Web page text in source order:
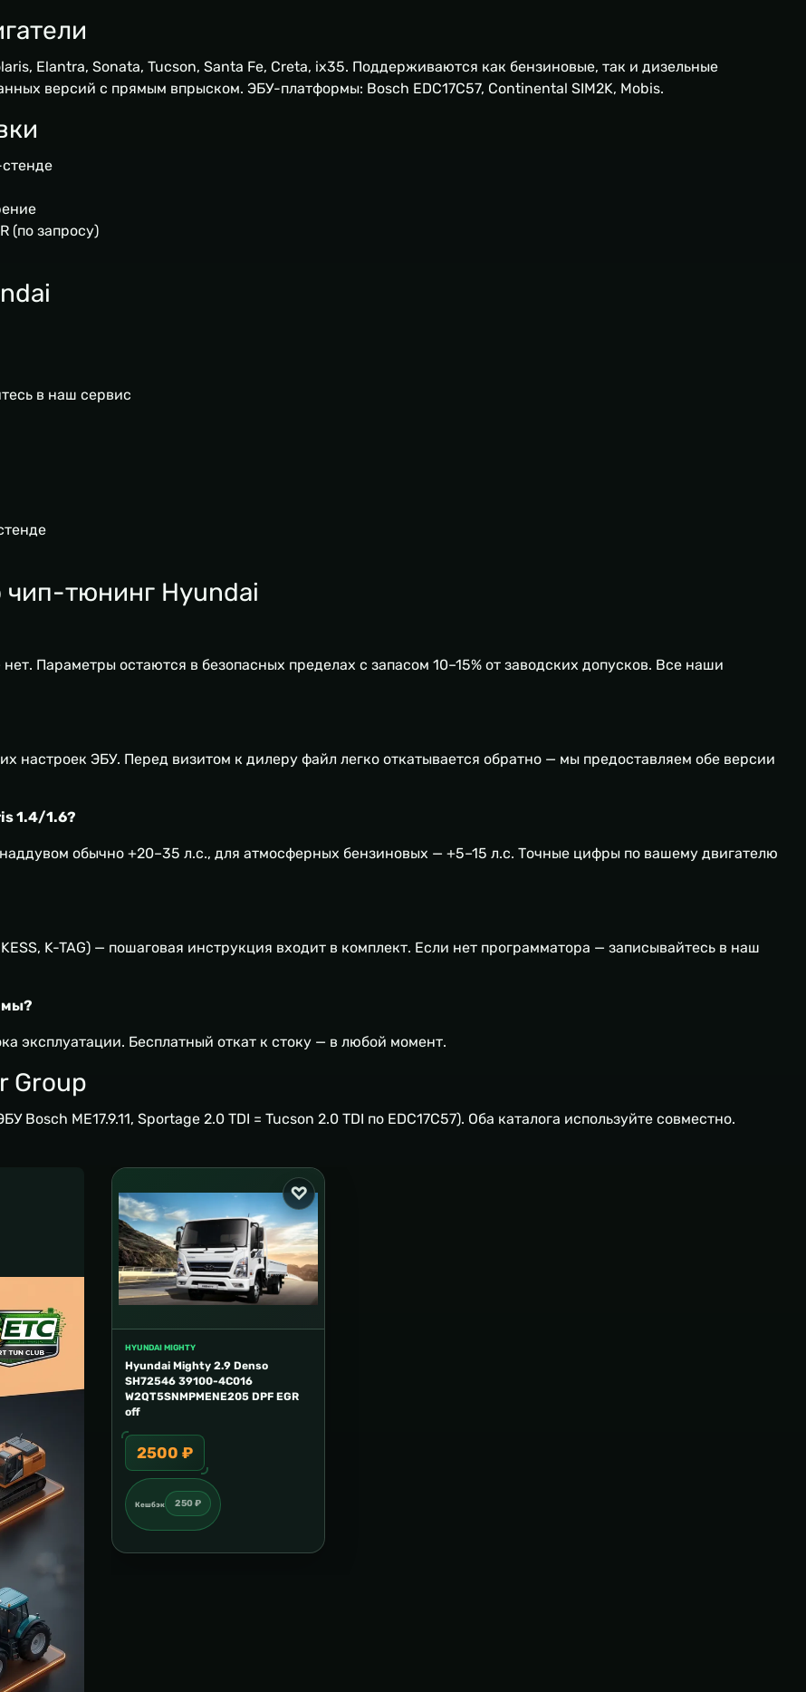
Elantra, Sonata, Tucson, Santa Fe, Creta, ix35. Поддерживаются как бензиновые, так и дизельные
версий с прямым впрыском. ЭБУ-платформы: Bosch EDC17C57, Continental SIM2K, Mobis.
(по запросу)
в наш сервис
чип-тюнинг Hyundai
Параметры остаются в безопасных пределах с запасом 10–15% от заводских допусков. Все наши
настроек ЭБУ. Перед визитом к дилеру файл легко откатывается обратно — мы предоставляем обе версии
1.4/1.6?
обычно +20–35 л.с., для атмосферных бензиновых — +5–15 л.с. Точные цифры по вашему двигателю
K-TAG) — пошаговая инструкция входит в комплект. Если нет программатора — записывайтесь в наш
эксплуатации. Бесплатный откат к стоку — в любой момент.
Group
Bosch ME17.9.11, Sportage 2.0 TDI = Tucson 2.0 TDI по EDC17C57). Оба каталога используйте совместно.
HYUNDAI MIGHTY
Hyundai Mighty 2.9 Denso
SH72546 39100-4C016
W2QT5SNMPMENE205 DPF EGR
off
2500 ₽
Кешбэк 250 ₽